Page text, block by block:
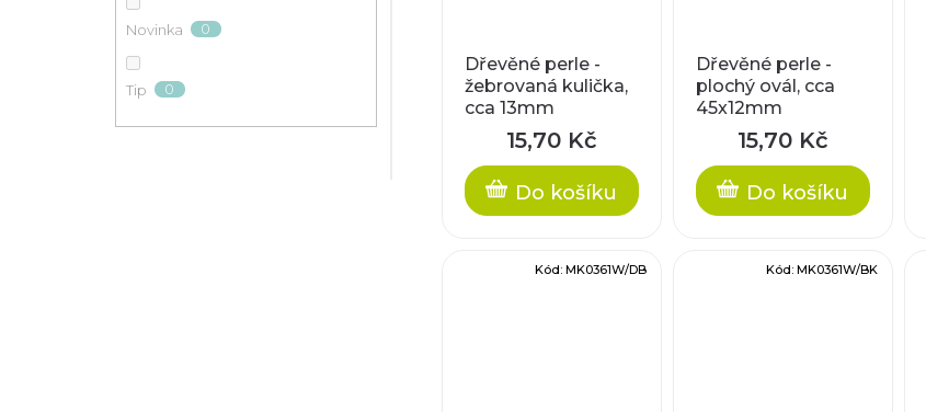
Novinka 0
Tip 0
Dřevěné perle -
žebrovaná kulička,
cca 13mm
15,70 Kč
Do košíku
Dřevěné perle -
plochý ovál, cca
45x12mm
15,70 Kč
Do košíku
Kód: MK0361W/DB Kód: MK0361W/BK